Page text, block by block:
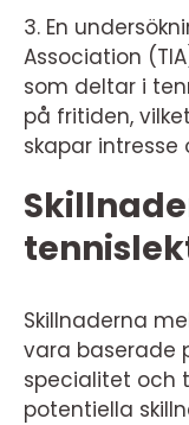
3. En
Association
som deltar i
på fritiden,
skapar
Skillnaderna
vara baserade
specialitet och
potentiella